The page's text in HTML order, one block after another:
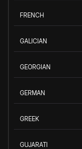
FRENCH
GALICIAN
GEORGIAN
GERMAN
GREEK
GUJARATI